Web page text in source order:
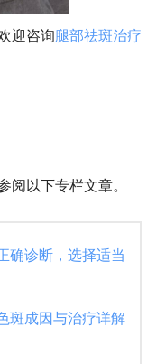
迎咨询腿部祛斑治疗
阅以下专栏文章。
确诊断，选择适当
斑成因与治疗详解